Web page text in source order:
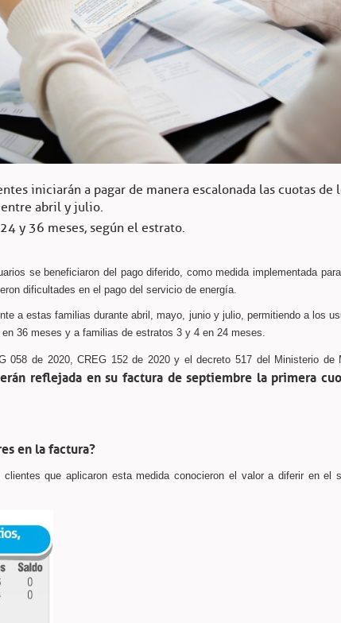
iniciarán a pagar de manera escalonada las cuotas de
abril y julio.
y 36 meses, según el estrato.
se beneficiaron del pago diferido, como medida implementada
dificultades en el pago del servicio de energía.
a estas familias durante abril, mayo, junio y julio, permitiendo a los
36 meses y a familias de estratos 3 y 4 en 24 meses.
058 de 2020, CREG 152 de 2020 y el decreto 517 del Ministerio de
reflejada en su factura de septiembre la primera
en la factura?
que aplicaron esta medida conocieron el valor a diferir en el